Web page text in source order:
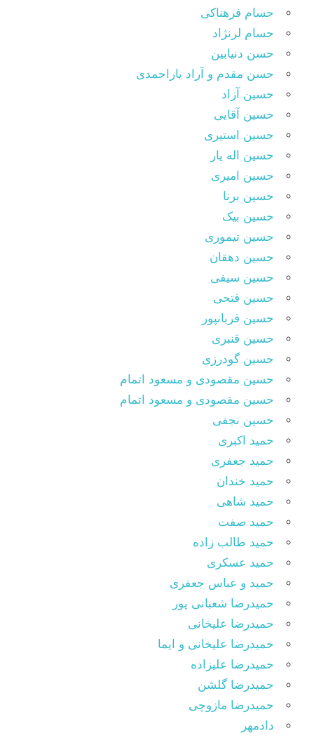
حسام فرهناکی
حسام لرنژاد
حسن دنیابین
حسن مقدم و آراد یاراحمدی
حسین آزاد
حسین آقایی
حسین استیری
حسین اله یار
حسین امیری
حسین برنا
حسین بیک
حسین تیموری
حسین دهقان
حسین سیفی
حسین فتحی
حسین قربانپور
حسین قنبری
حسین گودرزی
حسین مقصودى و مسعود اتمام
حسین مقصودی و مسعود اتمام
حسین نجفی
حمید اکبری
حمید جعفری
حمید خندان
حمید شاهی
حمید صفت
حمید طالب زاده
حمید عسکری
حمید و عباس جعفری
حمیدرضا شعبانی پور
حمیدرضا علیخانی
حمیدرضا علیخانی و ایما
حمیدرضا علیزاده
حمیدرضا گلشن
حمیدرضا مازوچی
دادمهر